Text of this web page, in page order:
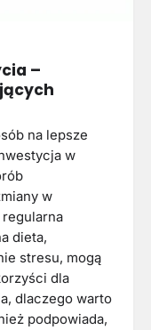
–
na lepsze
w
w
dieta,
stresu, mogą
dla
dlaczego warto
podpowiada,